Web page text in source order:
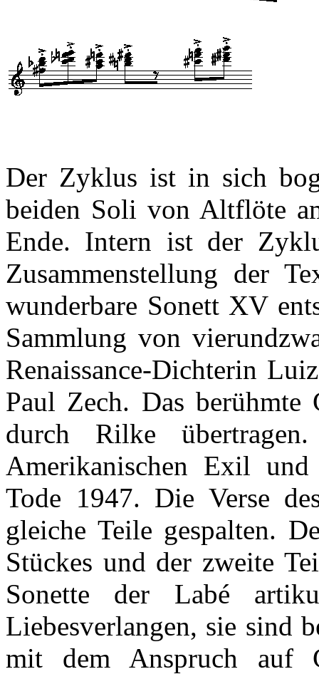
Der Zyklus ist in sich
beiden Soli von Altflöte
Ende. Intern ist der
Zusammenstellung der
wunderbare Sonett XV
Sammlung von
Renaissance-Dichterin
Paul Zech. Das berühmte
durch Rilke
Amerikanischen Exil
Tode 1947. Die Verse
gleiche Teile gespalten.
Stückes und der zweite
Sonette der Labé
Liebesverlangen, sie sind
mit dem Anspruch auf